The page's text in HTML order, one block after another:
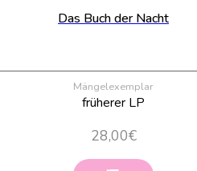
Das Buch der Nacht
Mängelexemplar
früherer LP
28,00€